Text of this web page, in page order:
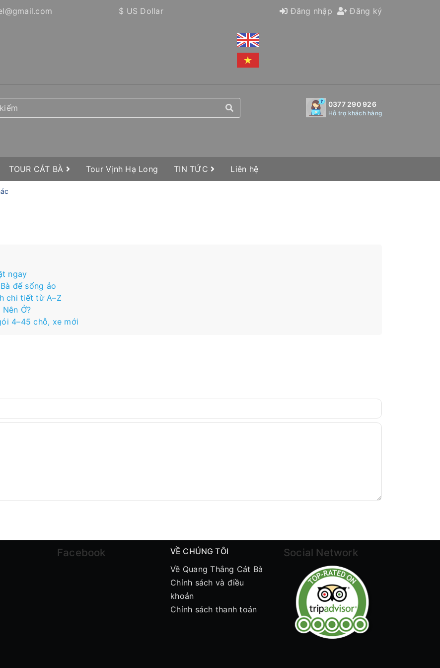
Đăng nhập Đăng ký
$ US Dollar
0377 290 926
Hỗ trợ khách hàng
TOUR CÁT BÀ Tour Vịnh Hạ Long TIN TỨC Liên hệ
ngay
để sống ảo
chi tiết từ A–Z
Ở?
4–45 chỗ, xe mới
Facebook
VỀ CHÚNG TÔI
Về Quang Thắng Cát Bà
Chính sách và điều
khoản
Chính sách thanh toán
Social Network